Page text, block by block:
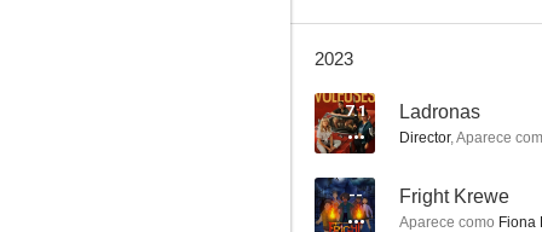
2023
7.1 Ladronas
Director,Aparece
-- Fright Krewe
Aparece como Fiona